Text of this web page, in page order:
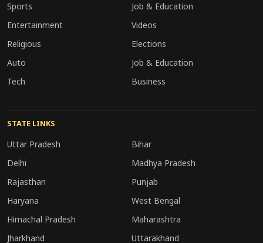
Sports
Entertainment
Religious
Auto
Tech
Job & Education
Videos
Elections
Job & Education
Business
STATE LINKS
Uttar Pradesh
Bihar
Delhi
Madhya Pradesh
Rajasthan
Punjab
Haryana
West Bengal
Himachal Pradesh
Maharashtra
Jharkhand
Uttarakhand